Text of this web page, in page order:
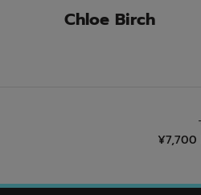
Chloe Birch
¥7,700